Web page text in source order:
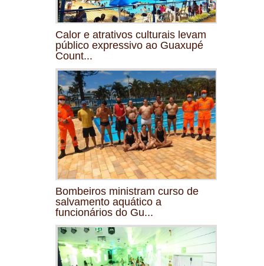
Calor e atrativos culturais levam
público expressivo ao Guaxupé
Count...
Bombeiros ministram curso de
salvamento aquático a
funcionários do Gu...